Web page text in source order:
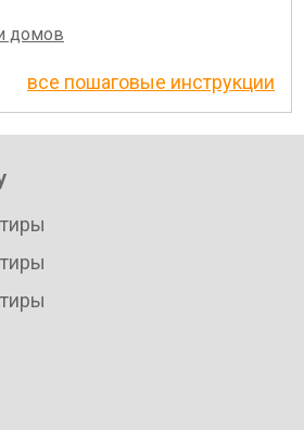
домов
все пошаговые инструкции